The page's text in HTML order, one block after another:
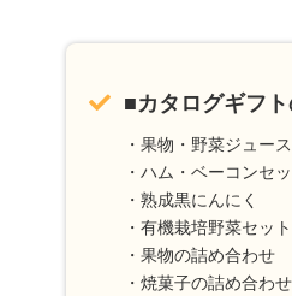
■カタログギフ
・果物・野菜ジュー
・ハム・ベーコンセ
・熟成黒にんにく
・有機栽培野菜セット
・果物の詰め合わせ
・焼菓子の詰め合わせ